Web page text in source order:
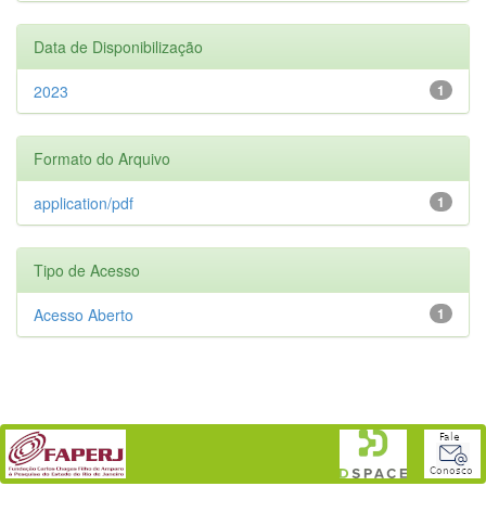
Data de Disponibilização
1
2023
Formato do Arquivo
1
application/pdf
Tipo de Acesso
1
Acesso Aberto